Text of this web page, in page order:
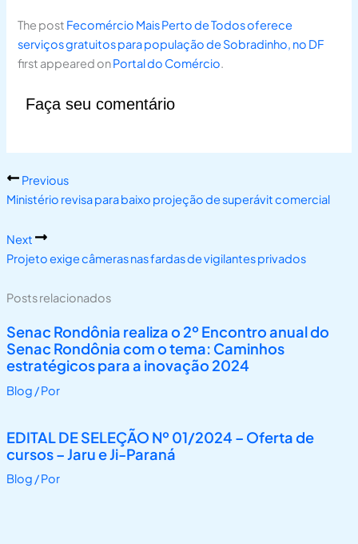
The post Fecomércio Mais Perto de Todos oferece
serviços gratuitos para população de Sobradinho, no DF
first appeared onPortal do Comércio.
Faça seu comentário
Previous
Ministério revisa para baixo projeção de superávit comercial
Next
Projeto exige câmeras nas fardas de vigilantes privados
Posts relacionados
Senac Rondônia realiza o 2º Encontro anual do
Senac Rondônia com o tema: Caminhos
estratégicos para a inovação 2024
Blog / Por
EDITAL DE SELEÇÃO Nº 01/2024 – Oferta de
cursos – Jaru e Ji-Paraná
Blog / Por